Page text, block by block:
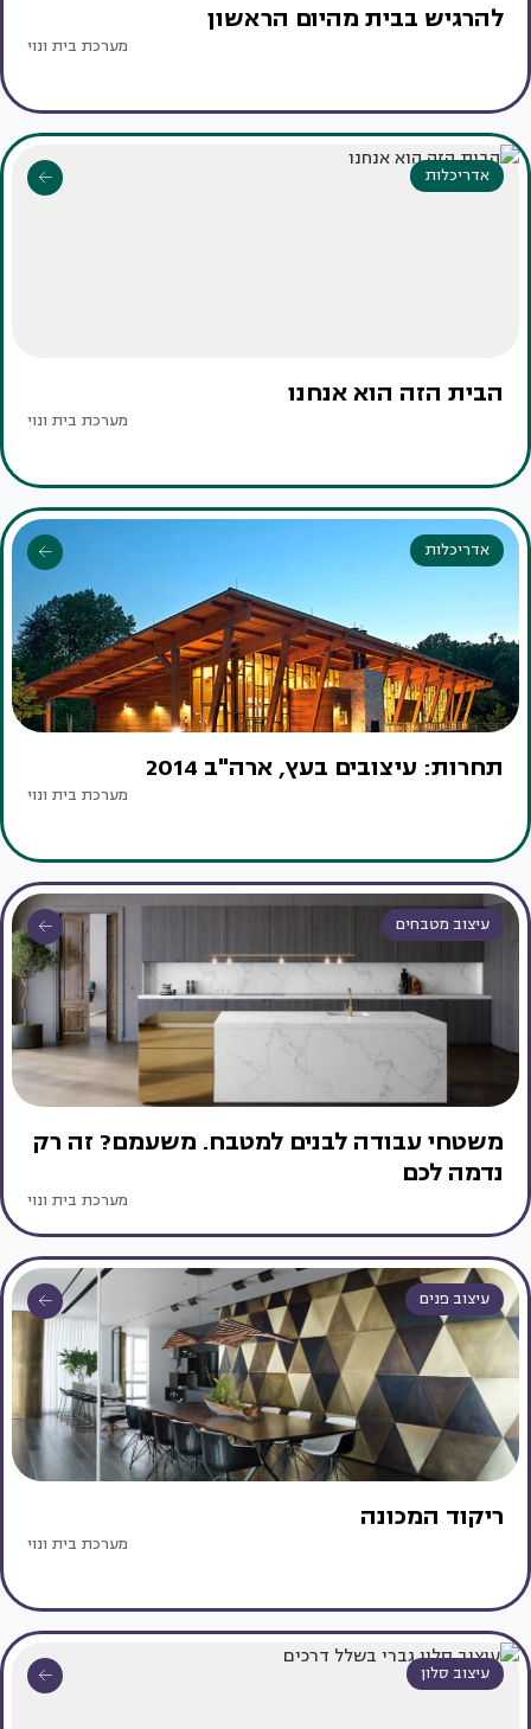
להרגיש בבית מהיום הראשון
מערכת בית ונוי
אדריכלות
הבית הזה הוא אנחנו
מערכת בית ונוי
אדריכלות
תחרות: עיצובים בעץ, ארה"ב 2014
מערכת בית ונוי
עיצוב מטבחים
משטחי עבודה לבנים למטבח. משעמם? זה רק
נדמה לכם
מערכת בית ונוי
עיצוב פנים
ריקוד המכונה
מערכת בית ונוי
עיצוב סלון